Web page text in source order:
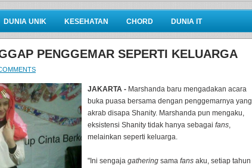
DUNIA UNIK KESEHATAN CHORD DUNIA IT
PENGGEMAR SEPERTI KELUARGA
JAKARTA - Marshanda baru mengadakan acara
buka puasa bersama dengan penggemarnya yang
akrab disapa Shanity. Marshanda pun mengaku,
eksistensi Shanity tidak hanya sebagai fans,
melainkan seperti keluarga.
"Ini sengaja gathering sama fans aku, setiap tahun